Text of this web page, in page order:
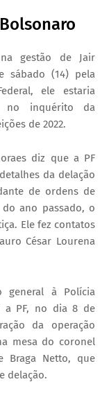
gestão de Jair
sábado (14) pela
ele estaria
no inquérito da
de 2022.
diz que a PF
da delação
de ordens de
ano passado, o
Ele fez contatos
César Lourena
general à Polícia
a PF, no dia 8 de
da operação
mesa do coronel
Braga Netto, que
delação.